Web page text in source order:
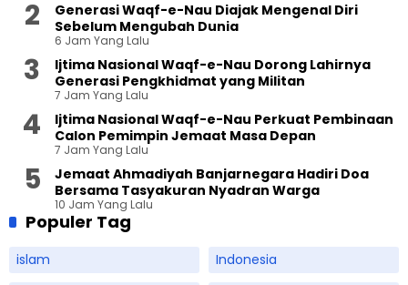
Generasi Waqf-e-Nau Diajak Mengenal Diri
Sebelum Mengubah Dunia
6 Jam Yang Lalu
Ijtima Nasional Waqf-e-Nau Dorong Lahirnya
Generasi Pengkhidmat yang Militan
7 Jam Yang Lalu
Ijtima Nasional Waqf-e-Nau Perkuat Pembinaan
Calon Pemimpin Jemaat Masa Depan
7 Jam Yang Lalu
Jemaat Ahmadiyah Banjarnegara Hadiri Doa
Bersama Tasyakuran Nyadran Warga
10 Jam Yang Lalu
Populer Tag
islam
Indonesia